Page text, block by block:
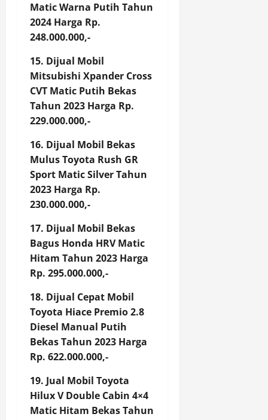
Matic Warna Putih Tahun
2024 Harga Rp.
248.000.000,-
15. Dijual Mobil
Mitsubishi Xpander Cross
CVT Matic Putih Bekas
Tahun 2023 Harga Rp.
229.000.000,-
16. Dijual Mobil Bekas
Mulus Toyota Rush GR
Sport Matic Silver Tahun
2023 Harga Rp.
230.000.000,-
17. Dijual Mobil Bekas
Bagus Honda HRV Matic
Hitam Tahun 2023 Harga
Rp. 295.000.000,-
18. Dijual Cepat Mobil
Toyota Hiace Premio 2.8
Diesel Manual Putih
Bekas Tahun 2023 Harga
Rp. 622.000.000,-
19. Jual Mobil Toyota
Hilux V Double Cabin 4×4
Matic Hitam Bekas Tahun